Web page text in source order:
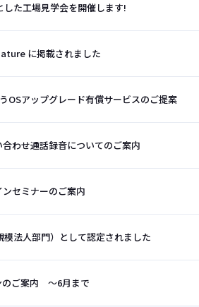
た工場見学会を開催します!
に掲載されました
OSアップグレード有償サービスのご提案
わせ通話録音についてのご案内
セミナーのご案内
法人部門）として認定されました
のご案内 ～6月まで